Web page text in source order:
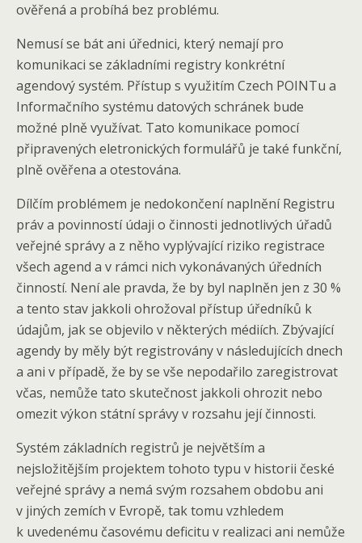
ověřená a probíhá bez problému.
Nemusí se bát ani úřednici, který nemají pro
komunikaci se základními registry konkrétní
agendový systém. Přístup s využitím Czech POINTu a
Informačního systému datových schránek bude
možné plně využívat. Tato komunikace pomocí
připravených eletronických formulářů je také funkční,
plně ověřena a otestována.
Dílčím problémem je nedokončení naplnění Registru
práv a povinností údaji o činnosti jednotlivých úřadů
veřejné správy a z něho vyplývající riziko registrace
všech agend a v rámci nich vykonávaných úředních
činností. Není ale pravda, že by byl naplněn jen z 30 %
a tento stav jakkoli ohrožoval přístup úředníků k
údajům, jak se objevilo v některých médiích. Zbývající
agendy by měly být registrovány v následujících dnech
a ani v případě, že by se vše nepodařilo zaregistrovat
včas, nemůže tato skutečnost jakkoli ohrozit nebo
omezit výkon státní správy v rozsahu její činnosti.
Systém základních registrů je největším a
nejsložitějším projektem tohoto typu v historii české
veřejné správy a nemá svým rozsahem obdobu ani
v jiných zemích v Evropě, tak tomu vzhledem
k uvedenému časovému deficitu v realizaci ani nemůže